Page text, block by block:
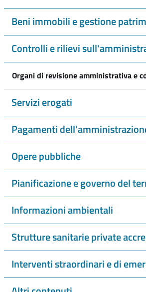
Beni immobili e gestione
Controlli e rilievi
Organi di revisione amministrativa e
Servizi erogati
Pagamenti
Opere pubbliche
Pianificazione e governo del
Informazioni ambientali
Strutture sanitarie private
Interventi straordinari e di